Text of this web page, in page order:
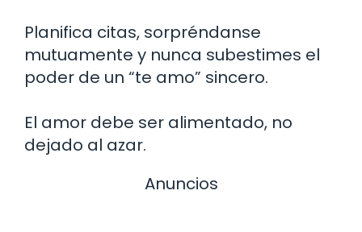
Planifica citas, sorpréndanse
mutuamente y nunca subestimes el
poder de un “te amo” sincero.
El amor debe ser alimentado, no
dejado al azar.
Anuncios